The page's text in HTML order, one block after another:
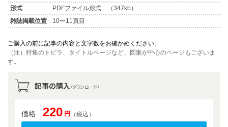
形式
PDFファイル形式 （347kb）
雑誌掲載位置
10〜11頁目
ご購入の前に記事の内容と文字数をお確かめください。
（注）特集のトビラ、タイトルページなど、図案が中心のページもございま
す。
記事の購入 （ダウンロード）
価格 220 円 （税込）